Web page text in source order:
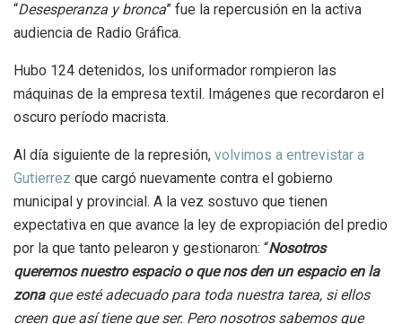
“Desesperanza y bronca” fue la repercusión en la activa
audiencia de Radio Gráfica.
Hubo 124 detenidos, los uniformador rompieron las
máquinas de la empresa textil. Imágenes que recordaron el
oscuro período macrista.
Al día siguiente de la represión, volvimos a entrevistar a
Gutierrez que cargó nuevamente contra el gobierno
municipal y provincial. A la vez sostuvo que tienen
expectativa en que avance la ley de expropiación del predio
por la que tanto pelearon y gestionaron: “Nosotros
queremos nuestro espacio o que nos den un espacio en la
zonaque esté adecuado para toda nuestra tarea, si ellos
creen que así tiene que ser. Pero nosotros sabemos que